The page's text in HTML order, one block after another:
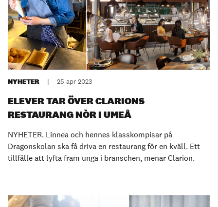
NYHETER | 25 apr 2023
ELEVER TAR ÖVER CLARIONS
RESTAURANG NÒR I UMEÅ
NYHETER. Linnea och hennes klasskompisar på
Dragonskolan ska få driva en restaurang för en kväll. Ett
tillfälle att lyfta fram unga i branschen, menar Clarion.